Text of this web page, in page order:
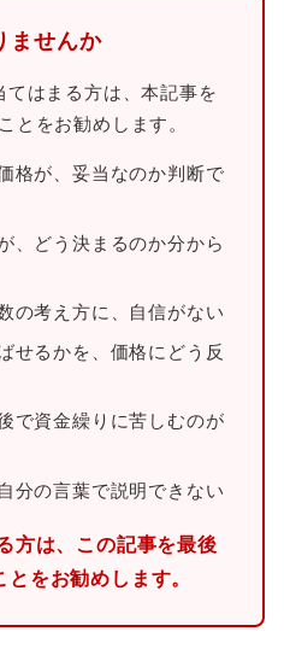
ませんか
てはまる方は、本記事を
とをお勧めします。
格が、妥当なのか判断で
、どう決まるのか分から
の考え方に、自信がない
せるかを、価格にどう反
で資金繰りに苦しむのが
分の言葉で説明できない
方は、この記事を最後
をお勧めします。